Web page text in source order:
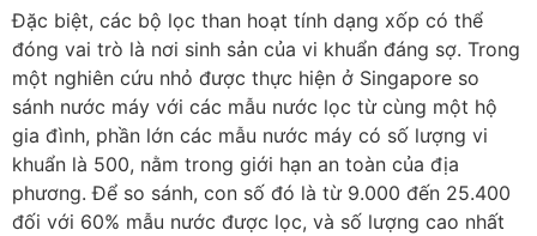
Đặc biệt, các bộ lọc than hoạt tính dạng xốp có thể
đóng vai trò là nơi sinh sản của vi khuẩn đáng sợ. Trong
một nghiên cứu nhỏ được thực hiện ở Singapore so
sánh nước máy với các mẫu nước lọc từ cùng một hộ
gia đình, phần lớn các mẫu nước máy có số lượng vi
khuẩn là 500, nằm trong giới hạn an toàn của địa
phương. Để so sánh, con số đó là từ 9.000 đến 25.400
đối với 60% mẫu nước được lọc, và số lượng cao nhất